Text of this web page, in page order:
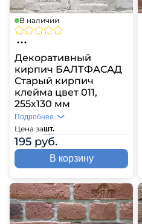
В наличии
Декоративный
кирпич БАЛТФАСАД
Старый кирпич
клейма цвет 011,
255х130 мм
Цена зашт.
195 руб.
Подробнее
В корзину